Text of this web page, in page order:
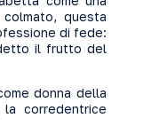
questa
di fede:
il frutto del
donna della
corredentrice